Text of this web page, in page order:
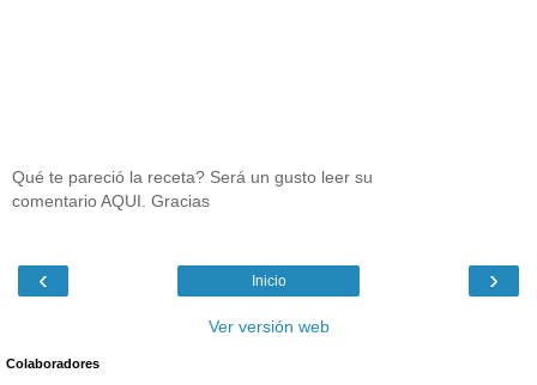
Qué te pareció la receta? Será un gusto leer su
comentario AQUI. Gracias
‹ ›
Inicio
Ver versión web
Colaboradores